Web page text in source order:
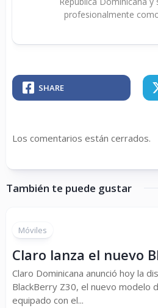
profesionalmente
SHARE
Los comentarios están cerrados.
También te puede gustar
Móviles
Claro lanza el nuevo
Claro Dominicana anunció hoy la
BlackBerry Z30, el nuevo modelo
equipado con el...